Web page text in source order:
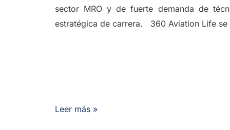
sector MRO y de fuerte demanda de
estratégica de carrera. 360 Aviation Life
Leer más »